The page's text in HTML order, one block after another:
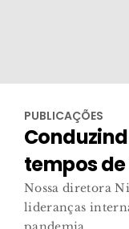
PUBLICAÇÕES
tempos
Nossa diretora
lideranças